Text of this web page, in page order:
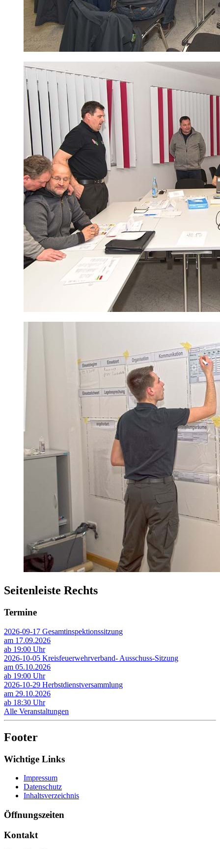
Seitenleiste Rechts
Termine
2026-09-17 Gesamtinspektionssitzung
am 17.09.2026
ab 19:00 Uhr
2026-10-05 Kreisfeuerwehrverband- Ausschuss-Sitzung
am 05.10.2026
ab 19:00 Uhr
2026-10-29 Herbstdienstversammlung
am 29.10.2026
ab 18:30 Uhr
Alle Veranstaltungen
Footer
Wichtige Links
Impressum
Datenschutz
Inhaltsverzeichnis
Öffnungszeiten
Kontakt